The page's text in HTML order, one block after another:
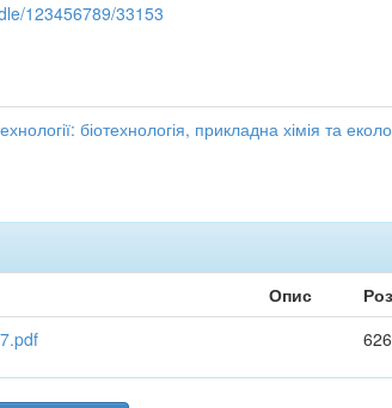
123456789/33153
біотехнологія, прикладна хімія та
Опис